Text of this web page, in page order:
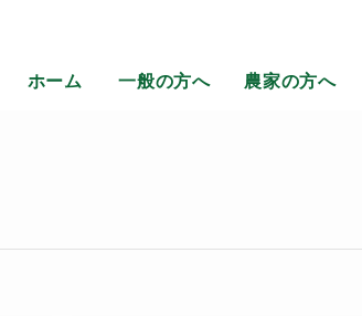
ホーム 一般の方へ 農家の方へ